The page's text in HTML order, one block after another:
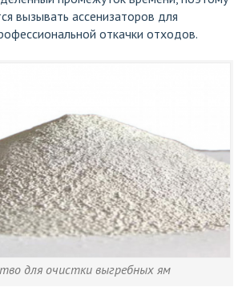
вызывать ассенизаторов для
откачки отходов.
для очистки выгребных ям